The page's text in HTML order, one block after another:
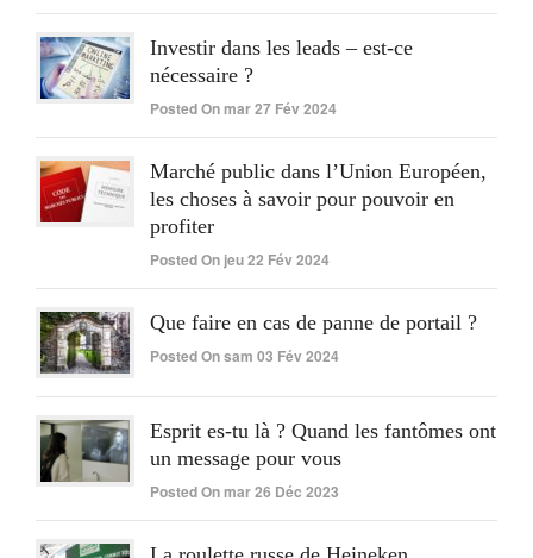
Investir dans les leads – est-ce
nécessaire ?
Posted On mar 27 Fév 2024
Marché public dans l’Union Européen,
les choses à savoir pour pouvoir en
profiter
Posted On jeu 22 Fév 2024
Que faire en cas de panne de portail ?
Posted On sam 03 Fév 2024
Esprit es-tu là ? Quand les fantômes ont
un message pour vous
Posted On mar 26 Déc 2023